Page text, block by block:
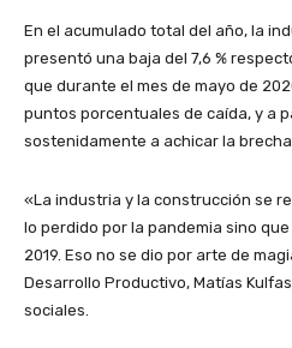
En el acumulado total del año, la
presentó una baja del 7,6 %
que durante el mes de mayo de
puntos porcentuales de caída, y a
sostenidamente a achicar la
«La industria y la construcción se
lo perdido por la pandemia sino
2019. Eso no se dio por arte de
Desarrollo Productivo, Matías
sociales.